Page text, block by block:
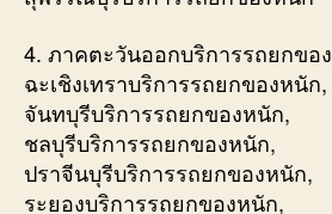
4. ภาคตะวันออกบริการรถยกขอ
ฉะเชิงเทราบริการรถยกของหนัก,
จันทบุรีบริการรถยกของหนัก,
ชลบุรีบริการรถยกของหนัก,
ปราจีนบุรีบริการรถยกของหนัก,
ระยองบริการรถยกของหนัก,